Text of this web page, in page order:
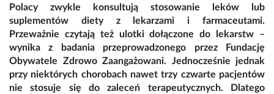
Polacy zwykle konsultują stosowanie leków lub
suplementów diety z lekarzami i farmaceutami.
Przeważnie czytają też ulotki dołączone do lekarstw –
wynika z badania przeprowadzonego przez Fundację
Obywatele Zdrowo Zaangażowani. Jednocześnie jednak
przy niektórych chorobach nawet trzy czwarte pacjentów
nie stosuje się do zaleceń terapeutycznych. Dlatego